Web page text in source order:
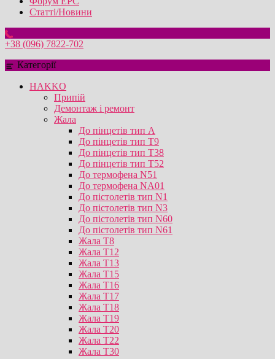
Статті/Новини
+38 (096) 7822-702
Категорії
HAKKO
Припій
Демонтаж і ремонт
Жала
До пінцетів тип А
До пінцетів тип T9
До пінцетів тип T38
До пінцетів тип T52
До термофена N51
До термофена NA01
До пістолетів тип N1
До пістолетів тип N3
До пістолетів тип N60
До пістолетів тип N61
Жала T8
Жала T12
Жала T13
Жала T15
Жала T16
Жала T17
Жала T18
Жала T19
Жала T20
Жала T22
Жала T30